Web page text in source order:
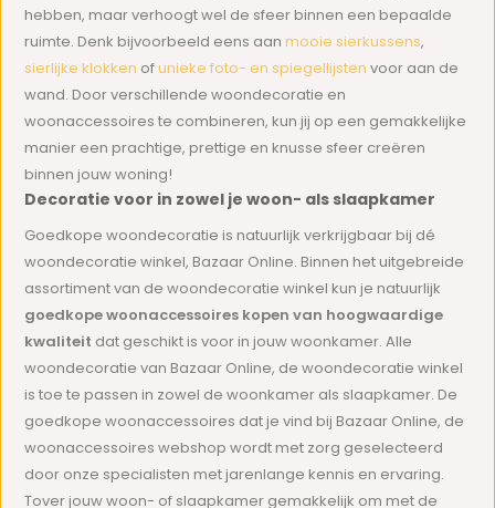
hebben, maar verhoogt wel de sfeer binnen een bepaalde
ruimte. Denk bijvoorbeeld eens aanmooie sierkussens,
sierlijke klokken ofunieke foto- en spiegellijsten voor aan de
wand. Door verschillende woondecoratie en
woonaccessoires te combineren, kun jij op een gemakkelijke
manier een prachtige, prettige en knusse sfeer creëren
binnen jouw woning!
Decoratie voor in zowel je woon- als slaapkamer
Goedkope woondecoratie is natuurlijk verkrijgbaar bij dé
woondecoratie winkel, Bazaar Online. Binnen het uitgebreide
assortiment van de woondecoratie winkel kun je natuurlijk
goedkope woonaccessoires kopen van hoogwaardige
kwaliteit dat geschikt is voor in jouw woonkamer. Alle
woondecoratie van Bazaar Online, de woondecoratie winkel
is toe te passen in zowel de woonkamer als slaapkamer. De
goedkope woonaccessoires dat je vind bij Bazaar Online, de
woonaccessoires webshop wordt met zorg geselecteerd
door onze specialisten met jarenlange kennis en ervaring.
Tover jouw woon- of slaapkamer gemakkelijk om met de